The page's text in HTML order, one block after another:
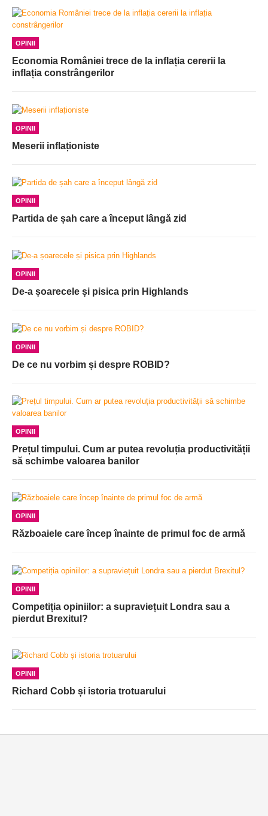
OPINII
Economia României trece de la inflația cererii la
inflația constrângerilor
OPINII
Meserii inflaționiste
OPINII
Partida de șah care a început lângă zid
OPINII
De-a șoarecele și pisica prin Highlands
OPINII
De ce nu vorbim și despre ROBID?
OPINII
Prețul timpului. Cum ar putea revoluția productivității
să schimbe valoarea banilor
OPINII
Războaiele care încep înainte de primul foc de armă
OPINII
Competiția opiniilor: a supraviețuit Londra sau a
pierdut Brexitul?
OPINII
Richard Cobb și istoria trotuarului